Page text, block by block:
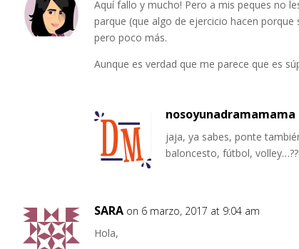
Aquí fallo y mucho! Pero a mis peques no
parque (que algo de ejercicio hacen
pero poco más.
Aunque es verdad que me parece que es
nosoyunadramamama
jaja, ya sabes, ponte
baloncesto, fútbol, volley…??
SARA on 6 marzo, 2017 at 9:04 am
Hola,